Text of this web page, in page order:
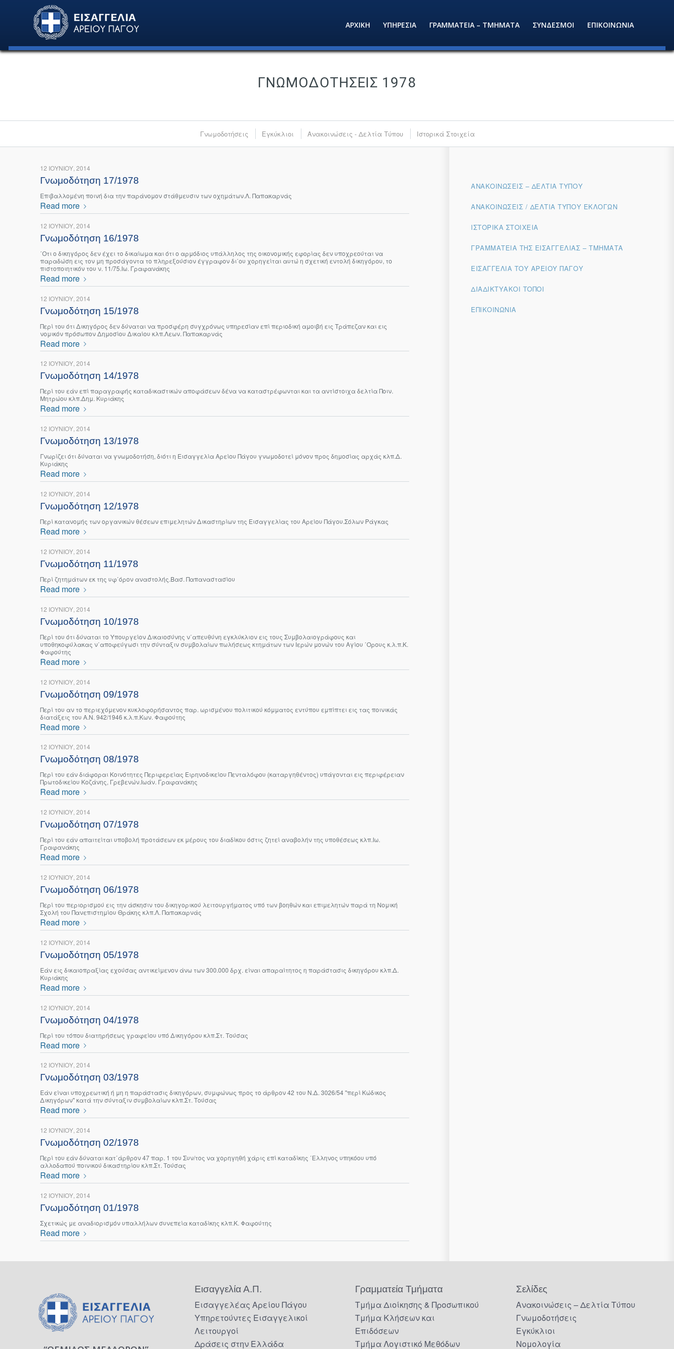
ΑΡΧΙΚΗ ΥΠΗΡΕΣΙΑ ΓΡΑΜΜΑΤΕΙΑ – ΤΜΗΜΑΤΑ ΣΥΝΔΕΣΜΟΙ ΕΠΙΚΟΙΝΩΝΙΑ
ΓΝΩΜΟΔΟΤΉΣΕΙΣ 1978
Γνωμοδοτήσεις Εγκύκλιοι Ανακοινώσεις - Δελτία Τύπου Ιστορικά Στοιχεία
12 ΙΟΥΝΊΟΥ, 2014
Γνωμοδότηση 17/1978
Eπιβαλλομένη ποινή δια την παράνομον στάθμευσιν των οχημάτων.Λ. Παπακαρνάς
Read more
12 ΙΟΥΝΊΟΥ, 2014
Γνωμοδότηση 16/1978
΄Οτι ο δικηγόρος δεν έχει το δικαίωμα και ότι ο αρμόδιος υπάλληλος της οικονομικής εφορίας δεν υποχρεούται να
παραδώση εις τον μη προσάγοντα το πληρεξούσιον έγγραφον δι΄ου χορηγείται αυτώ η σχετική εντολή δικηγόρου, το
πιστοποιητικόν του ν. 11/75.Ιω. Γραφανάκης
Read more
12 ΙΟΥΝΊΟΥ, 2014
Γνωμοδότηση 15/1978
Περί του ότι Δικηγόρος δεν δύναται να προσφέρη συγχρόνως υπηρεσίαν επί περιοδική αμοιβή εις Τράπεζαν και εις
νομικόν πρόσωπον Δημοσίου Δικαίου κλπ.Λεων. Παπακαρνάς
Read more
12 ΙΟΥΝΊΟΥ, 2014
Γνωμοδότηση 14/1978
Περί του εάν επί παραγραφής καταδικαστικών αποφάσεων δένα να καταστρέφωνται και τα αντίστοιχα δελτία Ποιν.
Μητρώου κλπ.Δημ. Κυριάκης
Read more
12 ΙΟΥΝΊΟΥ, 2014
Γνωμοδότηση 13/1978
Γνωρίζει ότι δύναται να γνωμοδοτήση, διότι η Εισαγγελία Αρείου Πάγου γνωμοδοτεί μόνον προς δημοσίας αρχάς κλπ.Δ.
Κυριάκης
Read more
12 ΙΟΥΝΊΟΥ, 2014
Γνωμοδότηση 12/1978
Περί κατανομής των οργανικών θέσεων επιμελητών Δικαστηρίων της Εισαγγελίας του Αρείου Πάγου.Σόλων Ράγκας
Read more
12 ΙΟΥΝΊΟΥ, 2014
Γνωμοδότηση 11/1978
Περί ζητημάτων εκ της υφ΄όρον αναστολής.Βασ. Παπαναστασίου
Read more
12 ΙΟΥΝΊΟΥ, 2014
Γνωμοδότηση 10/1978
Περί του ότι δύναται το Υπουργείον Δικαιοσύνης ν΄απευθύνη εγκλύκλιον εις τους Συμβολαιογράφους και
υποθηκοφύλακας ν΄αποφεύγωσι την σύνταξιν συμβολαίων πωλήσεως κτημάτων των Ιερών μονών του Αγίου ΄Ορους κ.λ.π.Κ.
Φαφούτης
Read more
12 ΙΟΥΝΊΟΥ, 2014
Γνωμοδότηση 09/1978
Περί του αν το περιεχόμενον κυκλοφορήσαντος παρ. ωρισμένου πολιτικού κόμματος εντύπου εμπίπτει εις τας ποινικάς
διατάξεις του Α.Ν. 942/1946 κ.λ.π.Κων. Φαφούτης
Read more
12 ΙΟΥΝΊΟΥ, 2014
Γνωμοδότηση 08/1978
Περί του εάν διάφοραι Κοινότητες Περιφερείας Ειρηνοδικείου Πενταλόφου (καταργηθέντος) υπάγονται εις περιφέρειαν
Πρωτοδικείου Κοζάνης, Γρεβενών.Ιωάν. Γραφανάκης
Read more
12 ΙΟΥΝΊΟΥ, 2014
Γνωμοδότηση 07/1978
Περί του εάν απαιτείται υποβολή προτάσεων εκ μέρους του διαδίκου όστις ζητεί αναβολήν της υποθέσεως κλπ.Ιω.
Γραφανάκης
Read more
12 ΙΟΥΝΊΟΥ, 2014
Γνωμοδότηση 06/1978
Περί του περιορισμού εις την άσκησιν του δικηγορικού λειτουργήματος υπό των βοηθών και επιμελητών παρά τη Νομική
Σχολή του Πανεπιστημίου Θράκης κλπ.Λ. Παπακαρνάς
Read more
12 ΙΟΥΝΊΟΥ, 2014
Γνωμοδότηση 05/1978
Εάν εις δικαιοπραξίας εχούσας αντικείμενον άνω των 300.000 δρχ. είναι απαραίτητος η παράστασις δικηγόρου κλπ.Δ.
Κυριάκης
Read more
12 ΙΟΥΝΊΟΥ, 2014
Γνωμοδότηση 04/1978
Περί του τόπου διατηρήσεως γραφείου υπό Δικηγόρου κλπ.Στ. Τούσας
Read more
12 ΙΟΥΝΊΟΥ, 2014
Γνωμοδότηση 03/1978
Εάν είναι υποχρεωτική ή μη η παράστασις δικηγόρων, συμφώνως προς το άρθρον 42 του Ν.Δ. 3026/54 "περί Κώδικος
Δικηγόρων" κατά την σύνταξιν συμβολαίων κλπ.Στ. Τούσας
Read more
12 ΙΟΥΝΊΟΥ, 2014
Γνωμοδότηση 02/1978
Περί του εάν δύναται κατ΄άρθρον 47 παρ. 1 του Συν/τος να χορηγηθή χάρις επί καταδίκης ΄Ελληνος υπηκόου υπό
αλλοδαπού ποινικού δικαστηρίου κλπ.Στ. Τούσας
Read more
12 ΙΟΥΝΊΟΥ, 2014
Γνωμοδότηση 01/1978
Σχετικώς με αναδιορισμόν υπαλλήλων συνεπεία καταδίκης κλπ.Κ. Φαφούτης
Read more
ΑΝΑΚΟΙΝΏΣΕΙΣ – ΔΕΛΤΊΑ ΤΎΠΟΥ
ΑΝΑΚΟΙΝΏΣΕΙΣ / ΔΕΛΤΊΑ ΤΎΠΟΥ ΕΚΛΟΓΏΝ
ΙΣΤΟΡΙΚΆ ΣΤΟΙΧΕΊΑ
ΓΡΑΜΜΑΤΕΊΑ ΤΗΣ ΕΙΣΑΓΓΕΛΊΑΣ – ΤΜΉΜΑΤΑ
ΕΙΣΑΓΓΕΛΊΑ ΤΟΥ ΑΡΕΊΟΥ ΠΆΓΟΥ
ΔΙΑΔΙΚΤΥΑΚΟΊ ΤΌΠΟΙ
ΕΠΙΚΟΙΝΩΝΊΑ
Εισαγγελία Α.Π.
Εισαγγελέας Αρείου Πάγου
Υπηρετούντες Εισαγγελικοί
Λειτουργοί
Δράσεις στην Ελλάδα
Γραμματεία Τμήματα
Τμήμα Διοίκησης & Προσωπικού
Τμήμα Κλήσεων και
Επιδόσεων
Τμήμα Λογιστικό Μεθόδων
Σελίδες
Ανακοινώσεις – Δελτία Τύπου
Γνωμοδοτήσεις
Εγκύκλιοι
Νομολογία